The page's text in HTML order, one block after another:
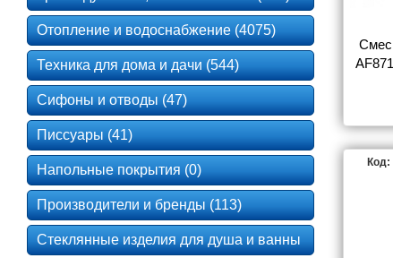
Код:
Отопление и водоснабжение (4075)
Техника для дома и дачи (544)
Сифоны и отводы (47)
Писсуары (41)
Напольные покрытия (0)
Производители и бренды (113)
Стеклянные изделия для душа и ванны